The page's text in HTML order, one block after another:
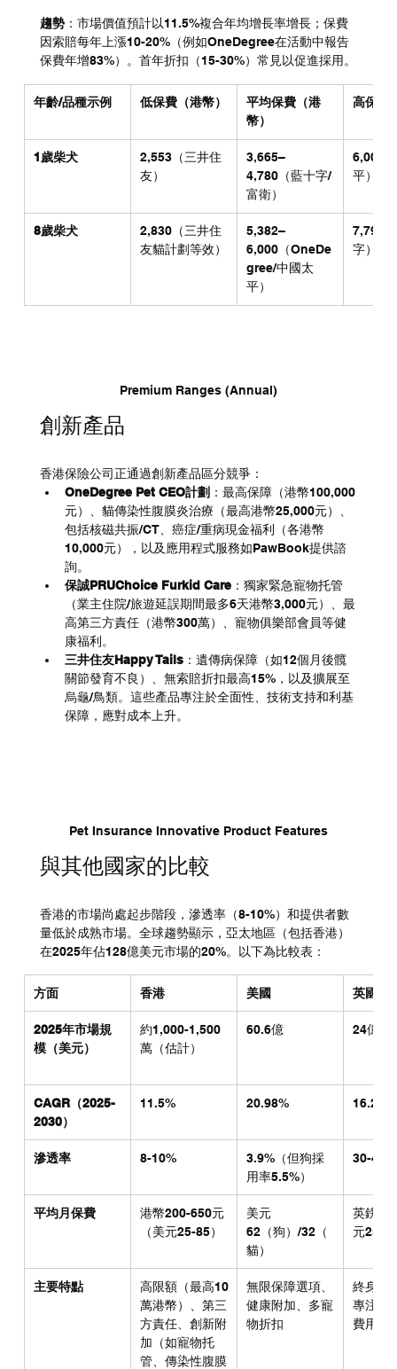
趨勢：市場價值預計以11.5%複合年均增長率增長；保費
因索賠每年上漲10-20%（例如OneDegree在活動中報告
保費年增83%）。首年折扣（15-30%）常見以促進採用。
年齡/品種示例 低保費（港幣）
平均保費（港
幣）
高保費
1歲柴犬
2,553（三井住
友）
3,665–
4,780（藍十字/
富衛）
6,000
平）
8歲柴犬
2,830（三井住
友貓計劃等效）
5,382–
6,000（OneDe
gree/中國太
平）
7,799
字）
Premium Ranges (Annual)
創新產品
香港保險公司正通過創新產品區分競爭：
OneDegree Pet CEO計劃 ：最高保障（港幣100,000
元）、貓傳染性腹膜炎治療（最高港幣25,000元）、
包括核磁共振/CT、癌症/重病現金福利（各港幣
10,000元），以及應用程式服務如PawBook提供諮
詢。
保誠PRUChoice Furkid Care：獨家緊急寵物托管
（業主住院/旅遊延誤期間最多6天港幣3,000元）、最
高第三方責任（港幣300萬）、寵物俱樂部會員等健
康福利。
三井住友Happy Tails：遺傳病保障（如12個月後髖
關節發育不良）、無索賠折扣最高15%，以及擴展至
烏龜/鳥類。這些產品專注於全面性、技術支持和利基
保障，應對成本上升。
Pet Insurance Innovative Product Features
與其他國家的比較
香港的市場尚處起步階段，滲透率（8-10%）和提供者數
量低於成熟市場。全球趨勢顯示，亞太地區（包括香港）
在2025年佔128億美元市場的20%。以下為比較表：
方面 香港 美國 英國
2025年市場規
模（美元）
約1,000-1,500
萬（估計）
60.6億 24億
CAGR（2025-
2030）
11.5% 20.98% 16.2%
滲透率 8-10%
3.9%（但狗採
用率5.5%）
30-40%
平均月保費
港幣200-650元
（美元25-85）
美元
62（狗）/32（
貓）
英鎊
元25-
主要特點
高限額（最高10
萬港幣）、第三
方責任、創新附
加（如寵物托
管、傳染性腹膜
無限保障選項、
健康附加、多寵
物折扣
終身保
專注牙
費用